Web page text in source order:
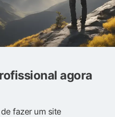
agora
fazer um site